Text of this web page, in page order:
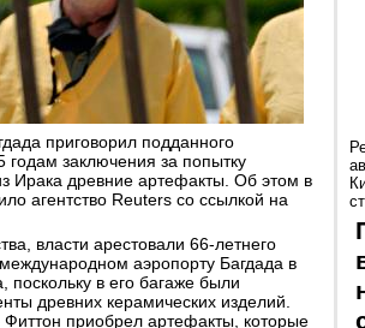
приговорил подданного
годам заключения за попытку
Ирака древние артефакты. Об этом в
агентство Reuters со ссылкой на
власти арестовали 66-летнего
аэропорту Багдада в
поскольку в его багаже были
древних керамических изделий.
Фиттон приобрел артефакты, которые